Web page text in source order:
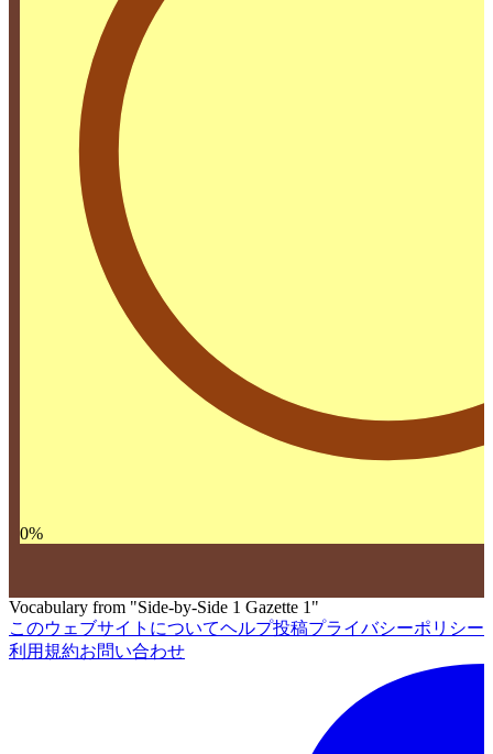
0%
Vocabulary from "Side-by-Side 1 Gazette 1"
このウェブサイトについてヘルプ投稿プライバシーポリシー
利用規約お問い合わせ